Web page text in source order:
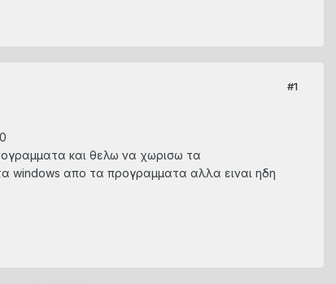
#1
και θελω να χωρισω τα
windows απο τα προγραμματα αλλα ειναι ηδη